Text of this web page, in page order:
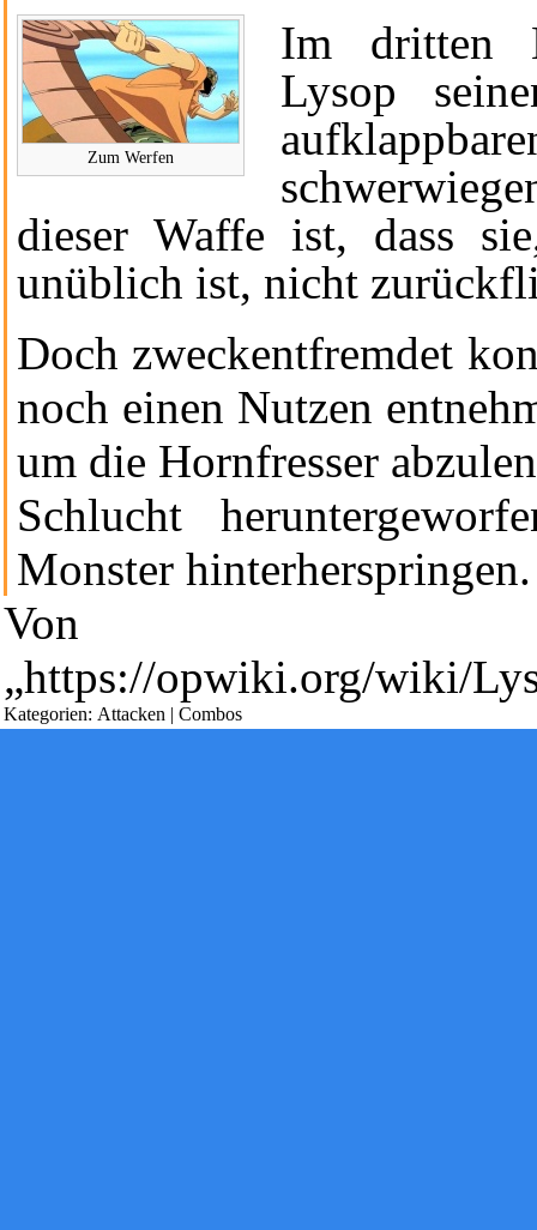
Zum Werfen
Im dritten
Lysop
dieser Waffe ist, dass
unüblich ist, nicht
Doch zweckentfremdet
noch einen Nutzen
um die Hornfresser
Schlucht
Monster hinterherspringen.
Von
„https://opwiki.org/wiki/
Kategorien: Attacken | Combos
Diese Seite wurde zuletzt am 2. Juli 2023 um 20:38 Uhr
[6 beobachtende Benutzer]
Datenschutz-Optionen